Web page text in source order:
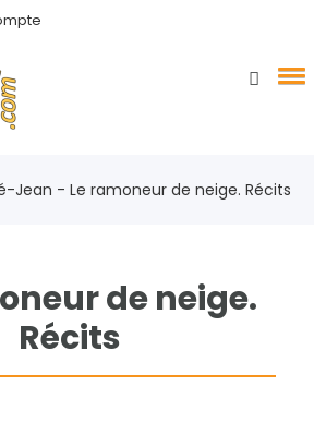
Jean - Le ramoneur de neige. Récits
de neige.
Récits